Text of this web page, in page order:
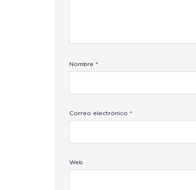
Nombre *
Correo electrónico *
Web